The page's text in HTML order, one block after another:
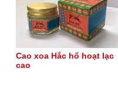
Cao xoa Hắc hổ hoạt lạc
cao